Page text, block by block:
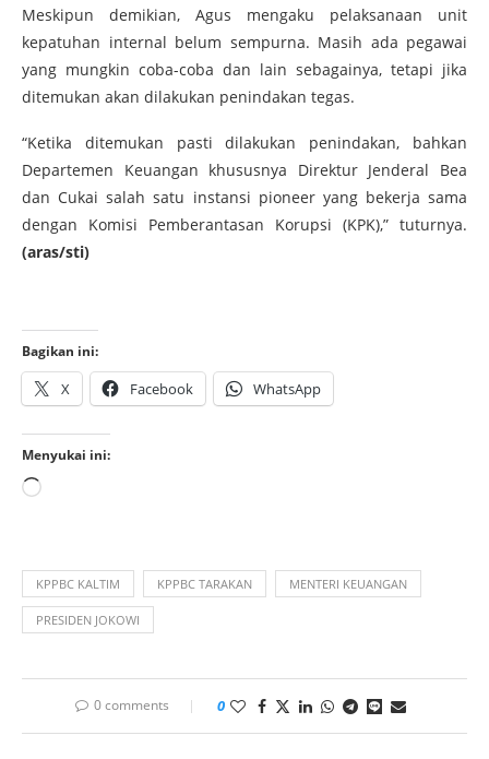
Meskipun demikian, Agus mengaku pelaksanaan unit
kepatuhan internal belum sempurna. Masih ada pegawai
yang mungkin coba-coba dan lain sebagainya, tetapi jika
ditemukan akan dilakukan penindakan tegas.
“Ketika ditemukan pasti dilakukan penindakan, bahkan
Departemen Keuangan khususnya Direktur Jenderal Bea
dan Cukai salah satu instansi pioneer yang bekerja sama
dengan Komisi Pemberantasan Korupsi (KPK),” tuturnya.
(aras/sti)
Bagikan ini:
X Facebook WhatsApp
Menyukai ini:
KPPBC KALTIM KPPBC TARAKAN MENTERI KEUANGAN
PRESIDEN JOKOWI
0 comments 0